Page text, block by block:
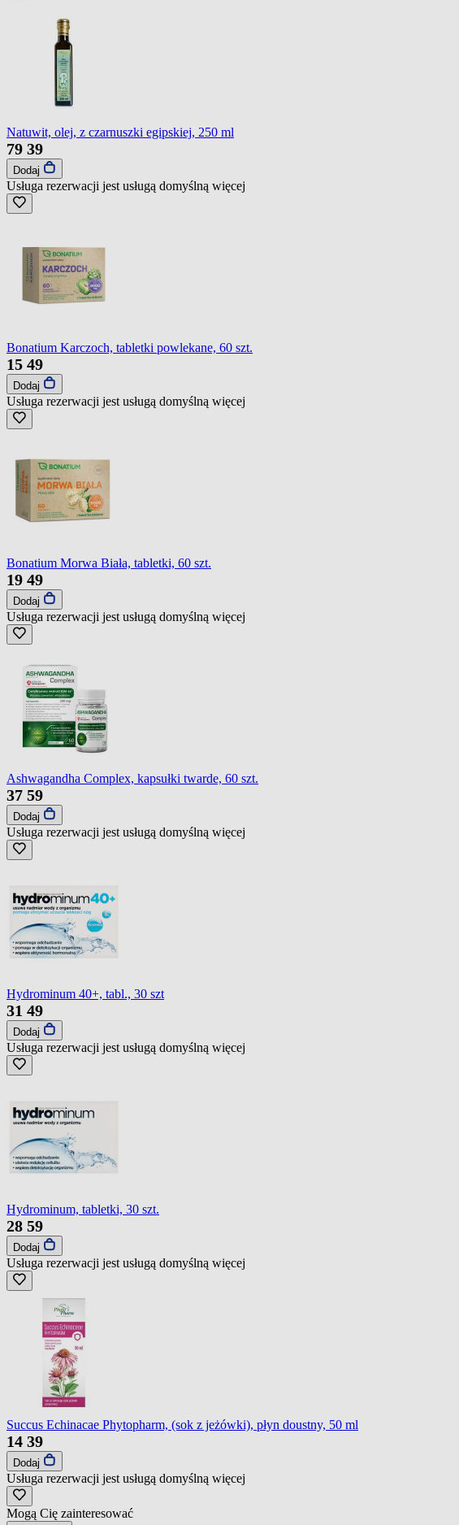
Natuwit, olej, z czarnuszki egipskiej, 250 ml
79 39
Dodaj
Usługa rezerwacji jest usługą domyślną więcej
Bonatium Karczoch, tabletki powlekane, 60 szt.
15 49
Dodaj
Usługa rezerwacji jest usługą domyślną więcej
Bonatium Morwa Biała, tabletki, 60 szt.
19 49
Dodaj
Usługa rezerwacji jest usługą domyślną więcej
Ashwagandha Complex, kapsułki twarde, 60 szt.
37 59
Dodaj
Usługa rezerwacji jest usługą domyślną więcej
Hydrominum 40+, tabl., 30 szt
31 49
Dodaj
Usługa rezerwacji jest usługą domyślną więcej
Hydrominum, tabletki, 30 szt.
28 59
Dodaj
Usługa rezerwacji jest usługą domyślną więcej
Succus Echinacae Phytopharm, (sok z jeżówki), płyn doustny, 50 ml
14 39
Dodaj
Usługa rezerwacji jest usługą domyślną więcej
Mogą Cię zainteresować